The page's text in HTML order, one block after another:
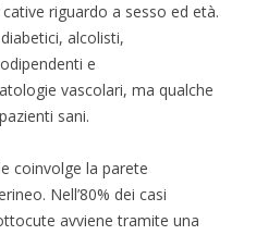
riguardo a sesso ed età.
alcolisti,
e
vascolari, ma qualche
sani.
coinvolge la parete
Nell’80% dei casi
avviene tramite una